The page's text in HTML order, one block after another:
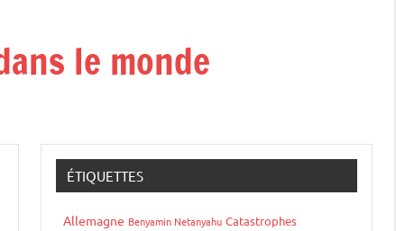
le monde
ÉTIQUETTES
Allemagne Benyamin Netanyahu Catastrophes